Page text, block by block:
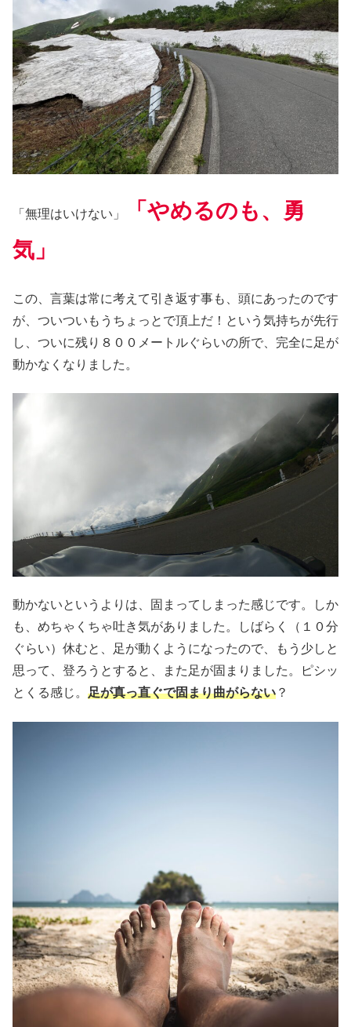
「無理はいけない」
「やめるのも、勇
気」
この、言葉は常に考えて引き返す事も、頭にあったのです
が、ついついもうちょっとで頂上だ！という気持ちが先行
し、ついに残り８００メートルぐらいの所で、完全に足が
動かなくなりました。
動かないというよりは、固まってしまった感じです。しか
も、めちゃくちゃ吐き気がありました。しばらく（１０分
ぐらい）休むと、足が動くようになったので、もう少しと
思って、登ろうとすると、また足が固まりました。ピシッ
とくる感じ。 足が真っ直ぐで固まり曲がらない ？